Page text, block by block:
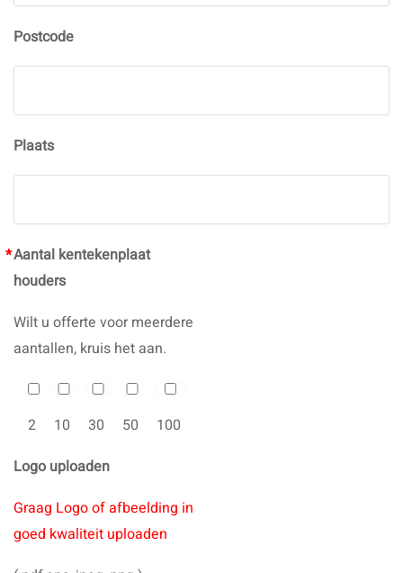
Postcode
Plaats
*Aantal kentekenplaat
houders
Wilt u offerte voor meerdere
aantallen, kruis het aan.
2 10 30 50
100
Logo uploaden
Graag Logo of afbeelding in
goed kwaliteit uploaden